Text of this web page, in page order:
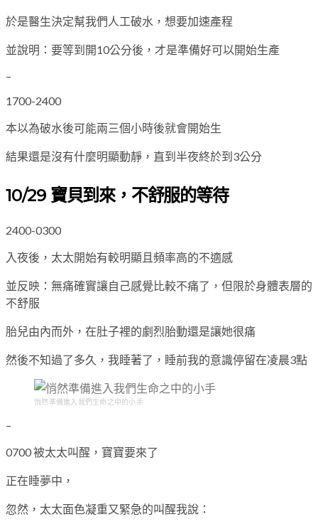
於是醫生決定幫我們人工破水，想要加速產程
並說明：要等到開10公分後，才是準備好可以開始生產
–
1700-2400
本以為破水後可能兩三個小時後就會開始生
結果還是沒有什麼明顯動靜，直到半夜終於到3公分
10/29 寶貝到來，不舒服的等待
2400-0300
入夜後，太太開始有較明顯且頻率高的不適感
並反映：無痛確實讓自己感覺比較不痛了，但限於身體表層的
不舒服
胎兒由內而外，在肚子裡的劇烈胎動還是讓她很痛
然後不知過了多久，我睡著了，睡前我的意識停留在凌晨3點
悄然準備進入我們生命之中的小手
–
0700 被太太叫醒，寶寶要來了
正在睡夢中，
忽然，太太面色凝重又緊急的叫醒我說：